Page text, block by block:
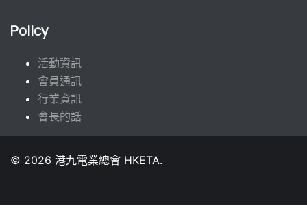
Policy
活動資訊
會員通訊
行業資訊
會長的話
© 2026 港九電業總會 HKETA.